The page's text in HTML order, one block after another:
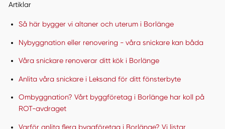
Artiklar
Så här bygger vi altaner och uterum i Borlänge
Nybyggnation eller renovering - våra snickare kan båda
Våra snickare renoverar ditt kök i Borlänge
Anlita våra snickare i Leksand för ditt fönsterbyte
Ombyggnation? Vårt byggföretag i Borlänge har koll på
ROT-avdraget
Varför anlita flera byggföretag i Borlänge? Vi listar